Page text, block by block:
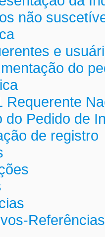
não
e
do
Requerente
do Pedido de
de registro
Referências